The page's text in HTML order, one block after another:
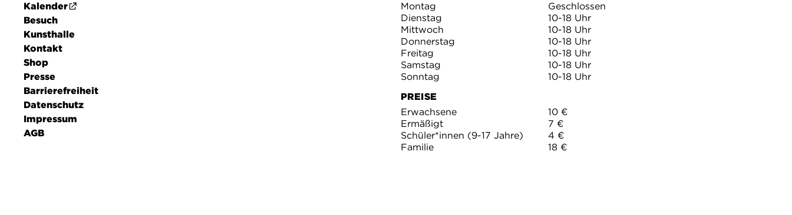
Kalender
Besuch
Kunsthalle
Kontakt
Shop
Presse
Barrierefreiheit
Datenschutz
Impressum
AGB
Montag
Geschlossen
Dienstag
10-18 Uhr
Mittwoch
10-18 Uhr
Donnerstag
10-18 Uhr
Freitag
10-18 Uhr
Samstag
10-18 Uhr
Sonntag
10-18 Uhr
PREISE
Erwachsene
10 €
Ermäßigt
7 €
Schüler*innen (9-17 Jahre)
4 €
Familie
18 €